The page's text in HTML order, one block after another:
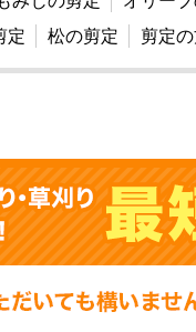
定 松の剪定 剪定